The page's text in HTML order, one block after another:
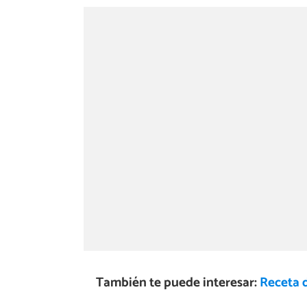
También te puede interesar:Receta